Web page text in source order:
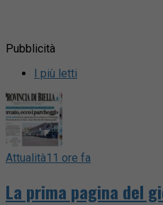
Pubblicità
I più letti
Attualità11 ore fa
La prima pagina del